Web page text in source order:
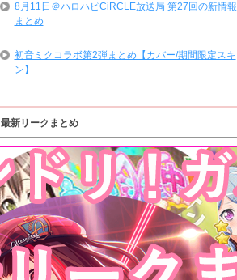
8月11日＠ハロハピCiRCLE放送局 第27回の新情報
まとめ
初音ミクコラボ第2弾まとめ【カバー/期間限定スキ
ン】
最新リークまとめ